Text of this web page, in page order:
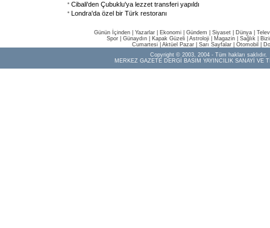
Cibali'den Çubuklu'ya lezzet transferi yapıldı
Londra'da özel bir Türk restoranı
Günün İçinden Yazarlar Ekonomi Gündem Siyaset Dünya |
Spor
Günaydın Kapak Güzeli Astroloji Magazin Sağlık
Cumartesi| Aktüel Pazar| Sarı Sayfalar| Otomobil
Copyright © 2003, 2004 - Tüm hakları saklıdır.
MERKEZ GAZETE DERGİ BASIM YAYINCILIK SANAYİ VE